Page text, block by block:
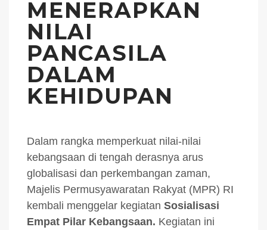
MENERAPKAN
NILAI
PANCASILA
DALAM
KEHIDUPAN
Dalam rangka memperkuat nilai-nilai
kebangsaan di tengah derasnya arus
globalisasi dan perkembangan zaman,
Majelis Permusyawaratan Rakyat (MPR) RI
kembali menggelar kegiatan Sosialisasi
Empat Pilar Kebangsaan. Kegiatan ini